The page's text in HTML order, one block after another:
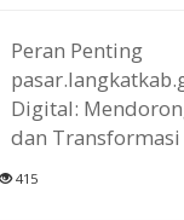
Peran Penting
Digital:
dan
415